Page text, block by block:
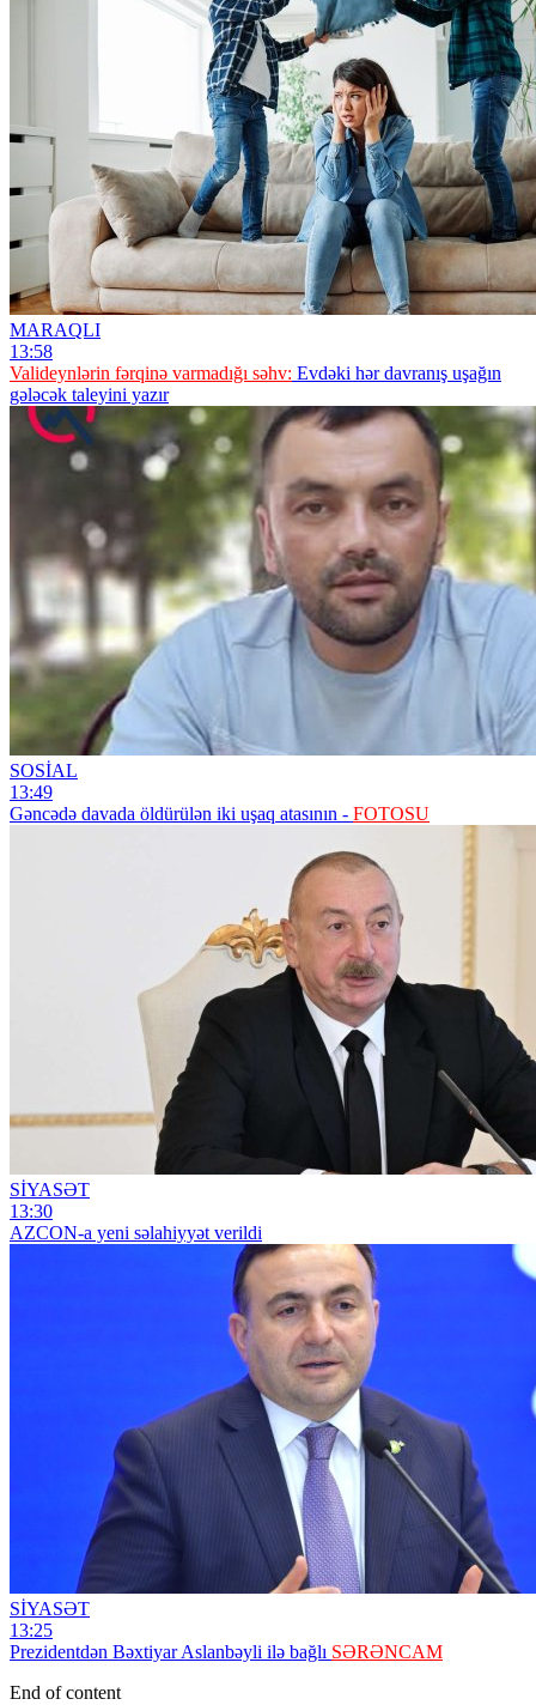
MARAQLI
13:58
Valideynlərin fərqinə varmadığı səhv: Evdəki hər davranış uşağın
gələcək taleyini yazır
SOSİAL
13:49
Gəncədə davada öldürülən iki uşaq atasının - FOTOSU
SİYASƏT
13:30
AZCON-a yeni səlahiyyət verildi
SİYASƏT
13:25
Prezidentdən Bəxtiyar Aslanbəyli ilə bağlı SƏRƏNCAM
End of content